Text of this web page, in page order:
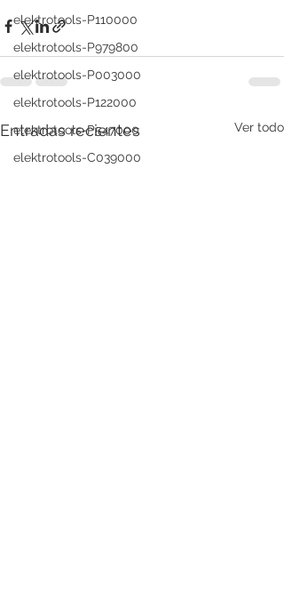
elektrotools-P110000
elektrotools-P979800
elektrotools-P003000
elektrotools-P122000
elektrotools-P547000
elektrotools-C039000
Entradas recientes Ver todo